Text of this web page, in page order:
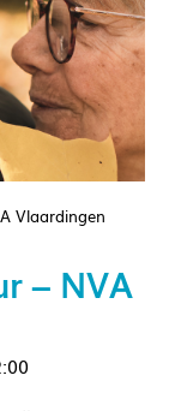
Vlaardingen
– NVA